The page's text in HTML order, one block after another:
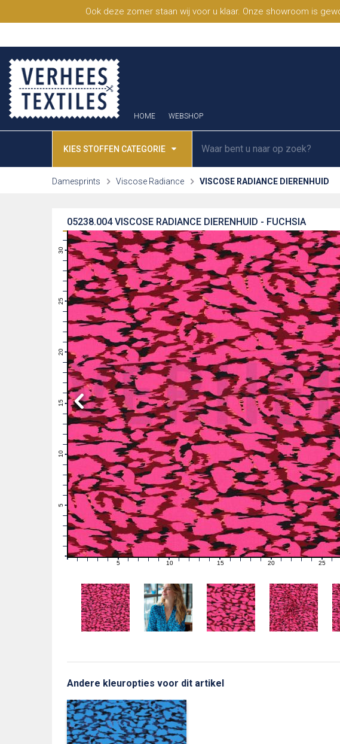
Ook deze zomer staan wij voor u klaar. Onze showroom is
HOME WEBSHOP
KIES STOFFEN CATEGORIE
Damesprints Viscose Radiance VISCOSE RADIANCE DIERENHUID
VISCOSE RADIANCE DIERENHUID - FUCHSIA
05238.004
1
2
4
5
6
7
8
10
11
12
13
14
15
16
17
18
19
20
21
22
23
24
25
26
27
28
29
30
31
0 1 2 3 4 5 6 7 8 9 10 11 12 13 14 16 17 18 19 20 21 22 23 24 26
Andere kleuropties voor dit artikel